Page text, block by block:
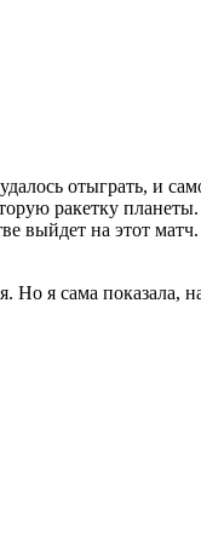
отыграть, и
ракетку
выйдет на этот
я сама показала,